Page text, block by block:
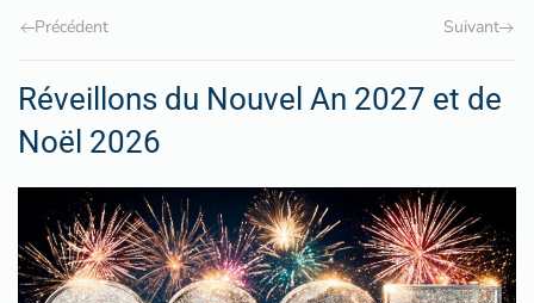
Précédent Suivant
Réveillons du Nouvel An 2027 et de
Noël 2026